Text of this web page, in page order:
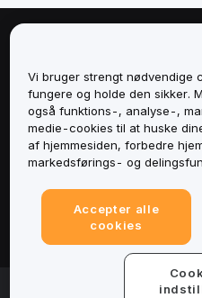
Tjenester
Support
© 2025-2026 Bybit.eu. All
Vi bruger strengt nødvendige
fungere og holde den sikker.
også funktions-, analyse-,
medie-cookies til at huske
af hjemmesiden, forbedre
markedsførings- og
Accepter alle
cookies